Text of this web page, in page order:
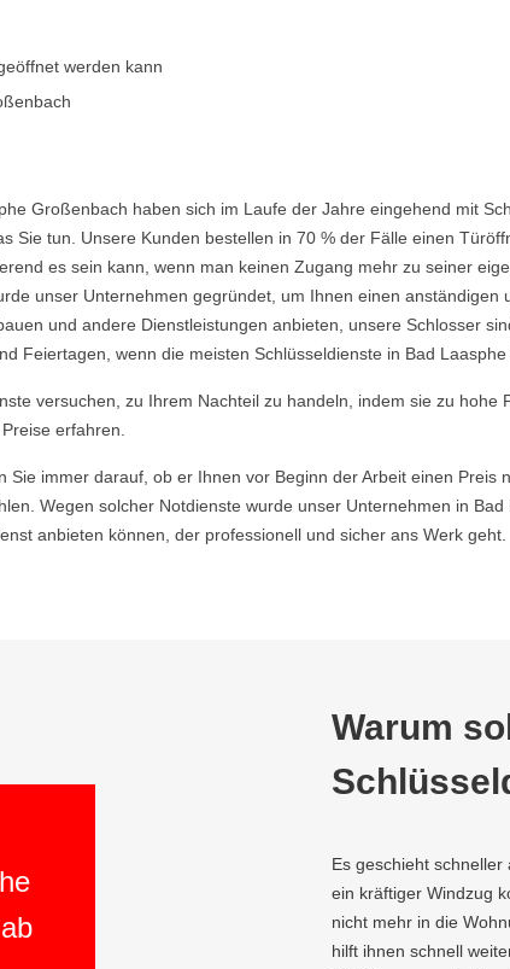
werden kann
Großenbach haben sich im Laufe der Jahre eingehend mit
Sie tun. Unsere Kunden bestellen in 70 % der Fälle einen
es sein kann, wenn man keinen Zugang mehr zu seiner
unser Unternehmen gegründet, um Ihnen einen anständigen
und andere Dienstleistungen anbieten, unsere Schlosser
Feiertagen, wenn die meisten Schlüsseldienste in Bad
versuchen, zu Ihrem Nachteil zu handeln, indem sie zu
erfahren.
immer darauf, ob er Ihnen vor Beginn der Arbeit einen Preis
Wegen solcher Notdienste wurde unser Unternehmen in
anbieten können, der professionell und sicher ans Werk geht.
Warum
Es geschieht
ein kräftiger Windzug
nicht mehr in die
hilft ihnen schnell